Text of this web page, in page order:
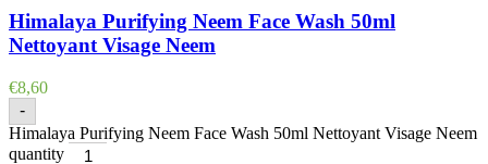
Himalaya Purifying Neem Face Wash 50ml
Nettoyant Visage Neem
€8,60
-
Himalaya Purifying Neem Face Wash 50ml Nettoyant Visage Neem
quantity